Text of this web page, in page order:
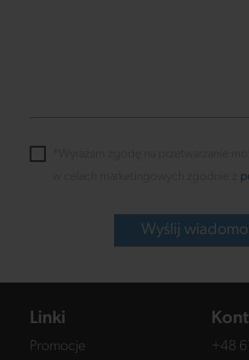
Wyślij
Linki
Promocje
+48